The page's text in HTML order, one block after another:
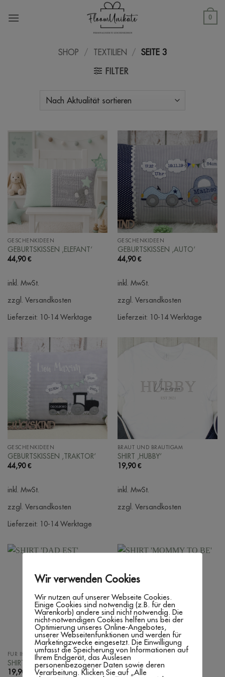
Inhalt
0
SHOP / TEXTILIEN / SEITE 3
FILTER
GESCHENKIDEEN
GEBURTSKISSEN ‚ELEFANT‘
44,90€
inkl. MwSt.
zzgl. Versandkosten
Lieferzeit: 10-14 Werktage
GESCHENKIDEEN
GEBURTSKISSEN ‚AUTO‘
44,90€
inkl. MwSt.
zzgl. Versandkosten
Lieferzeit: 10-14 Werktage
GESCHENKIDEEN
GEBURTSKISSEN ‚TRAKTOR‘
44,90€
inkl. MwSt.
zzgl. Versandkosten
Lieferzeit: 10-14 Werktage
BRAUT UND BRÄUTIGAM
SHIRT ‚HUBBY‘
19,90€
inkl. MwSt.
zzgl. Versandkosten
FÜR IHN
SHIRT ‚DAD EST‘
19,90
FAMILIE
SHIRT ‚MOMMY TO BE‘
19,90€
Wir verwenden Cookies
Wir nutzen auf unserer Webseite Cookies.
Einige Cookies sind notwendig (z.B. für den
Warenkorb) andere sind nicht notwendig. Die
nicht-notwendigen Cookies helfen uns bei der
Optimierung unseres Online-Angebotes,
unserer Webseitenfunktionen und werden für
Marketingzwecke eingesetzt. Die Einwilligung
umfasst die Speicherung von Informationen auf
Ihrem Endgerät, das Auslesen
personenbezogener Daten sowie deren
Verarbeitung. Klicken Sie auf „Alle